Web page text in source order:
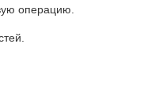
операцию.